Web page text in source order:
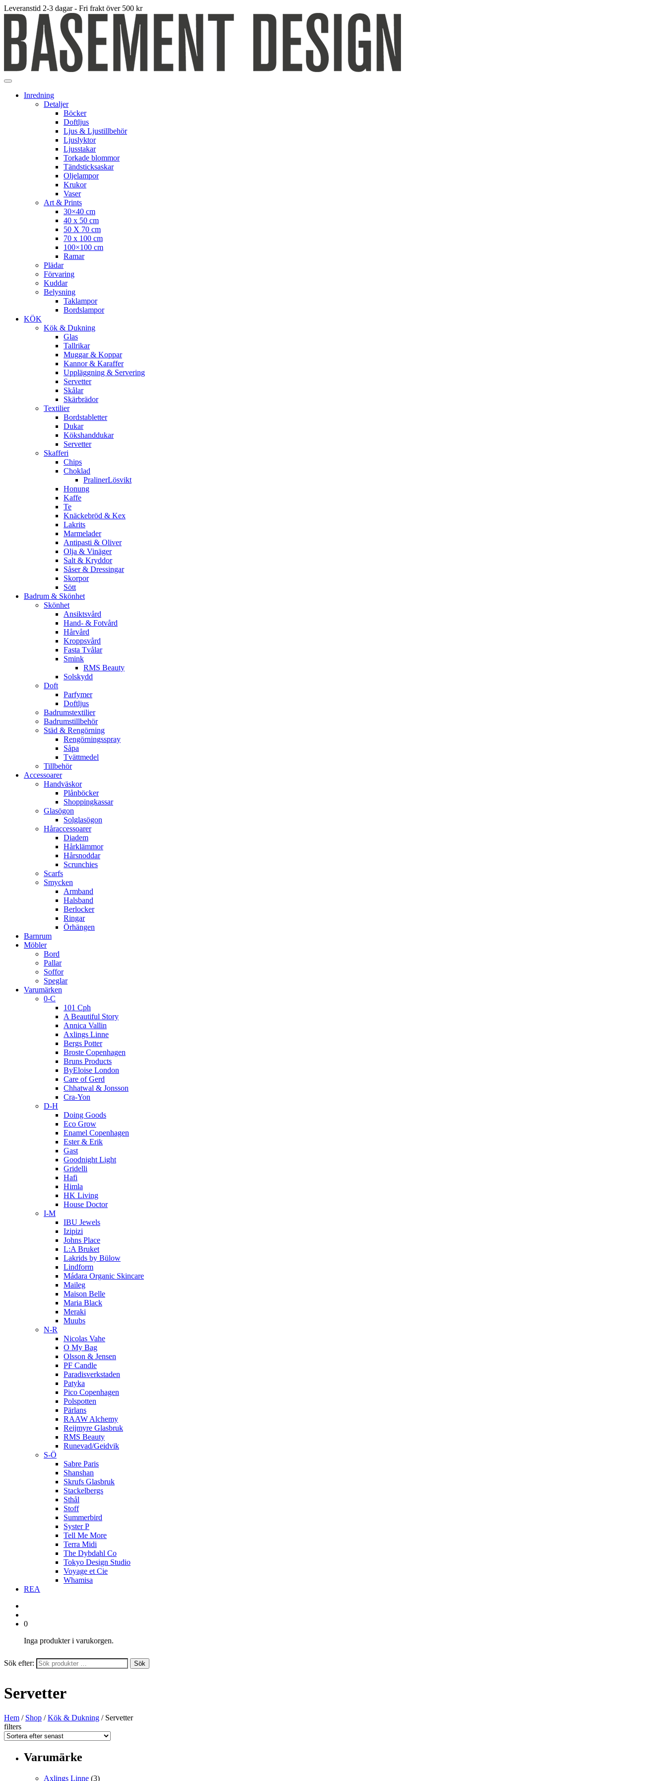
Leveranstid 2-3 dagar - Fri frakt över 500 kr
Inredning
Detaljer
Böcker
Doftljus
Ljus & Ljustillbehör
Ljuslyktor
Ljusstakar
Torkade blommor
Tändsticksaskar
Oljelampor
Krukor
Vaser
Art & Prints
30×40 cm
40 x 50 cm
50 X 70 cm
70 x 100 cm
100×100 cm
Ramar
Plädar
Förvaring
Kuddar
Belysning
Taklampor
Bordslampor
KÖK
Kök & Dukning
Glas
Tallrikar
Muggar & Koppar
Kannor & Karaffer
Uppläggning & Servering
Servetter
Skålar
Skärbrädor
Textilier
Bordstabletter
Dukar
Kökshanddukar
Servetter
Skafferi
Chips
Choklad
PralinerLösvikt
Honung
Kaffe
Te
Knäckebröd & Kex
Lakrits
Marmelader
Antipasti & Oliver
Olja & Vinäger
Salt & Kryddor
Såser & Dressingar
Skorpor
Sött
Badrum & Skönhet
Skönhet
Ansiktsvård
Hand- & Fotvård
Hårvård
Kroppsvård
Fasta Tvålar
Smink
RMS Beauty
Solskydd
Doft
Parfymer
Doftljus
Badrumstextilier
Badrumstillbehör
Städ & Rengörning
Rengörningsspray
Såpa
Tvättmedel
Tillbehör
Accessoarer
Handväskor
Plånböcker
Shoppingkassar
Glasögon
Solglasögon
Håraccessoarer
Diadem
Hårklämmor
Hårsnoddar
Scrunchies
Scarfs
Smycken
Armband
Halsband
Berlocker
Ringar
Örhängen
Barnrum
Möbler
Bord
Pallar
Soffor
Speglar
Varumärken
0-C
101 Cph
A Beautiful Story
Annica Vallin
Axlings Linne
Bergs Potter
Broste Copenhagen
Bruns Products
ByEloise London
Care of Gerd
Chhatwal & Jonsson
Cra-Yon
D-H
Doing Goods
Eco Grow
Enamel Copenhagen
Ester & Erik
Gast
Goodnight Light
Gridelli
Hafi
Himla
HK Living
House Doctor
I-M
IBU Jewels
Izipizi
Johns Place
L:A Bruket
Lakrids by Bülow
Lindform
Mádara Organic Skincare
Maileg
Maison Belle
Maria Black
Meraki
Muubs
N-R
Nicolas Vahe
O My Bag
Olsson & Jensen
PF Candle
Paradisverkstaden
Patyka
Pico Copenhagen
Polspotten
Pärlans
RAAW Alchemy
Reijmyre Glasbruk
RMS Beauty
Runevad/Geidvik
S-Ö
Sabre Paris
Shanshan
Skrufs Glasbruk
Stackelbergs
Sthål
Stoff
Summerbird
Syster P
Tell Me More
Terra Midi
The Dybdahl Co
Tokyo Design Studio
Voyage et Cie
Whamisa
REA
0
Inga produkter i varukorgen.
Sök efter: Sök
Servetter
Hem / Shop /Kök & Dukning / Servetter
filters
Varumärke
Axlings Linne (3)